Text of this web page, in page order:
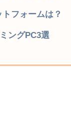
フォームは？
ングPC3選